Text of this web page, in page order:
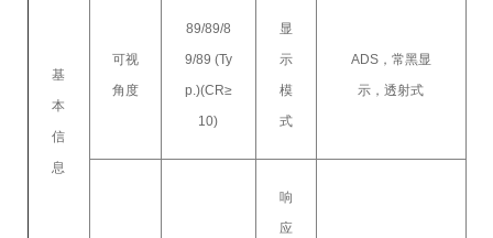
基
本
信
息
可视
角度
89/89/8
9/89 (Ty
p.)(CR≥
10)
显
示
模
式
ADS，常黑显
示，透射式
响
应